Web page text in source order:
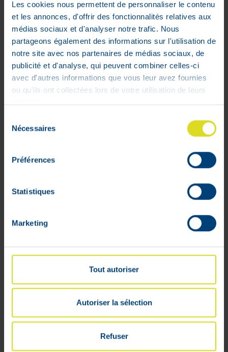
Les cookies nous permettent de personnaliser le contenu
et les annonces, d'offrir des fonctionnalités relatives aux
médias sociaux et d'analyser notre trafic. Nous
partageons également des informations sur l'utilisation de
notre site avec nos partenaires de médias sociaux, de
publicité et d'analyse, qui peuvent combiner celles-ci
avec d'autres informations que vous leur avez fournies
ou qu'ils ont collectées lors de votre utilisation de leurs
Nécessaires
Préférences
Statistiques
Marketing
Tout autoriser
Autoriser la sélection
Refuser
Ortopad White Medium Cache
Oculaire Blanc 50 Pieces 70022
21,43 €
Stock faible
Ortopad Soft Girls Medium 76 x 54